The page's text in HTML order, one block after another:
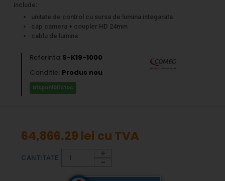
include:
unitate de control cu sursa de lumina integarata
cap camera + coupler HD 24mm
cablu de lumina
Referinta S-K19-1000
Conditie: Produs nou
Disponibil stoc
64,866.29 lei cu TVA
CANTITATE